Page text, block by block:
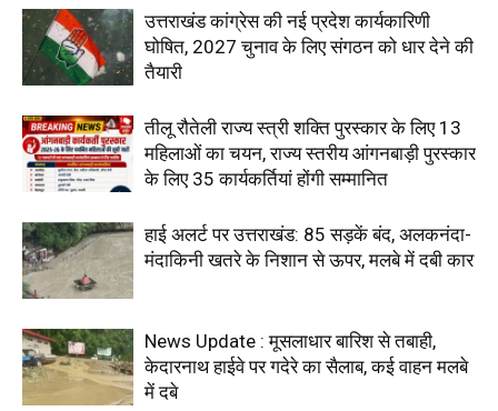
उत्तराखंड कांग्रेस की नई प्रदेश कार्यकारिणी
घोषित, 2027 चुनाव के लिए संगठन को धार देने की
तैयारी
तीलू रौतेली राज्य स्त्री शक्ति पुरस्कार के लिए 13
महिलाओं का चयन, राज्य स्तरीय आंगनबाड़ी पुरस्कार
के लिए 35 कार्यकर्तियां होंगी सम्मानित
हाई अलर्ट पर उत्तराखंड: 85 सड़कें बंद, अलकनंदा-
मंदाकिनी खतरे के निशान से ऊपर, मलबे में दबी कार
News Update : मूसलाधार बारिश से तबाही,
केदारनाथ हाईवे पर गदेरे का सैलाब, कई वाहन मलबे
में दबे